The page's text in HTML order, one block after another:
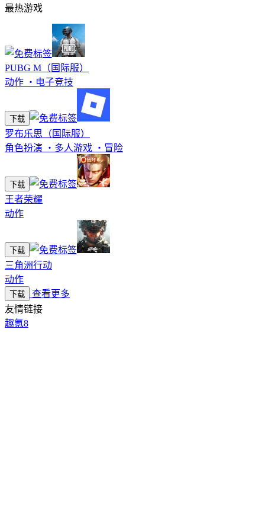
最热游戏
PUBG M（国际服）
动作 ・ 电子竞技
下载
罗布乐思（国际服）
角色扮演
・ 多人游戏 ・ 冒险
下载
王者荣耀
动作
下载
三角洲行动
动作
下载
查看更多
友情链接
趣氪8